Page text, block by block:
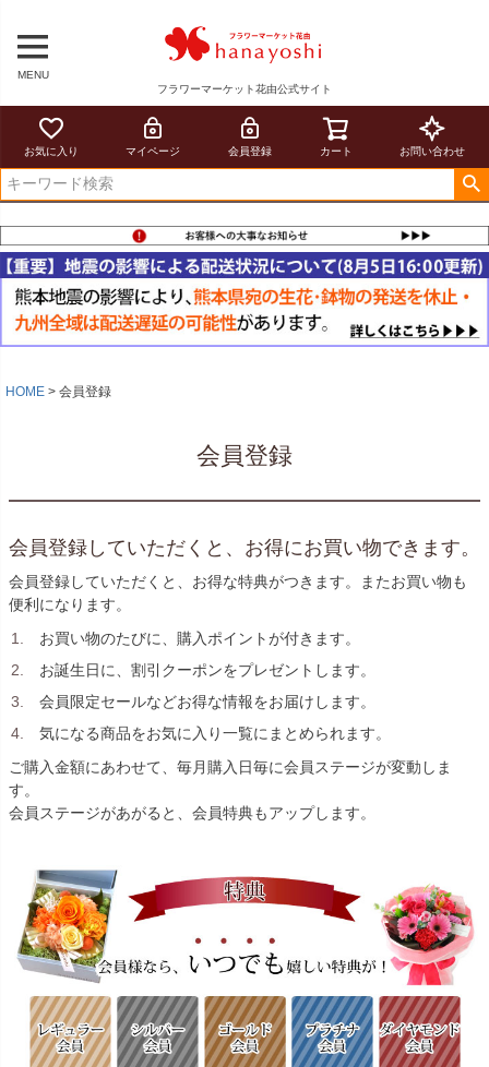
MENU
フラワーマーケット花由公式サイト
お気に入り マイページ 会員登録 カート お問い合わせ
HOME 会員登録
会員登録
会員登録していただくと、お得にお買い物できます。
会員登録していただくと、お得な特典がつきます。またお買い物も
便利になります。
お買い物のたびに、購入ポイントが付きます。
お誕生日に、割引クーポンをプレゼントします。
会員限定セールなどお得な情報をお届けします。
気になる商品をお気に入り一覧にまとめられます。
ご購入金額にあわせて、毎月購入日毎に会員ステージが変動しま
す。
会員ステージがあがると、会員特典もアップします。